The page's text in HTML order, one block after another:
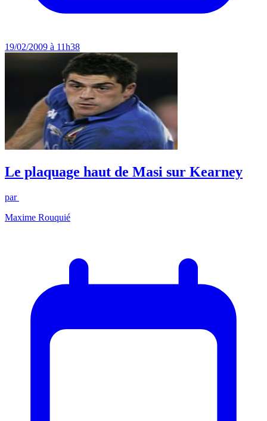
19/02/2009 à 11h38
Le plaquage haut de Masi sur Kearney
par
Maxime Rouquié